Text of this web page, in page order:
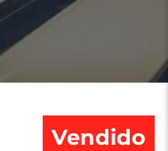
Vendido